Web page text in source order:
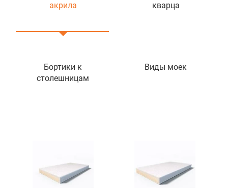
акрила
кварца
Бортики к
столешницам
Виды моек